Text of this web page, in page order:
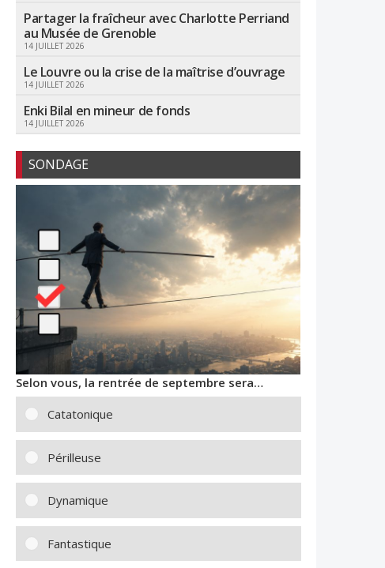
Partager la fraîcheur avec Charlotte Perriand
au Musée de Grenoble
14 JUILLET 2026
Le Louvre ou la crise de la maîtrise d’ouvrage
14 JUILLET 2026
Enki Bilal en mineur de fonds
14 JUILLET 2026
SONDAGE
Selon vous, la rentrée de septembre sera…
Catatonique
Périlleuse
Dynamique
Fantastique